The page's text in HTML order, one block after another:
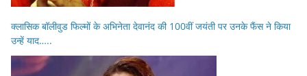
क्लासिक बॉलीवुड फिल्मों के अभिनेता देवानंद की 100वीं जयंती पर उनके फैंस ने किया
उन्हें याद…..